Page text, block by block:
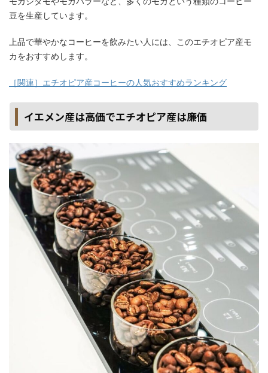
豆を生産しています。
上品で華やかなコーヒーを飲みたい人には、このエチオピア産モ
カをおすすめします。
［関連］エチオピア産コーヒーの人気おすすめランキング
イエメン産は高価でエチオピア産は廉価